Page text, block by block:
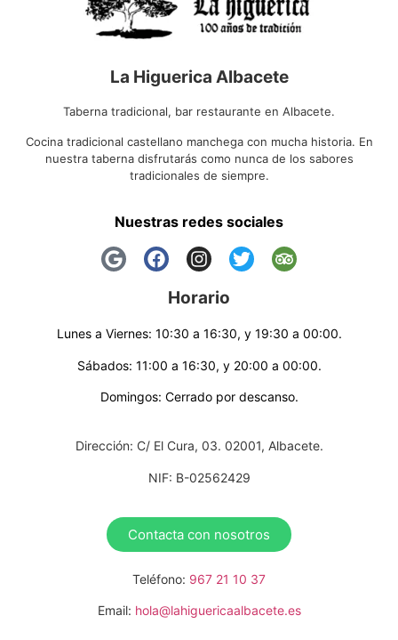
La Higuerica Albacete
Taberna tradicional, bar restaurante en Albacete.
Cocina tradicional castellano manchega con mucha historia. En
nuestra taberna disfrutarás como nunca de los sabores
tradicionales de siempre.
Nuestras redes sociales
Horario
Lunes a Viernes: 10:30 a 16:30, y 19:30 a 00:00.
Sábados: 11:00 a 16:30, y 20:00 a 00:00.
Domingos: Cerrado por descanso.
Dirección: C/ El Cura, 03. 02001, Albacete.
NIF: B-02562429
Contacta con nosotros
Teléfono: 967 21 10 37
Email: hola@lahiguericaalbacete.es